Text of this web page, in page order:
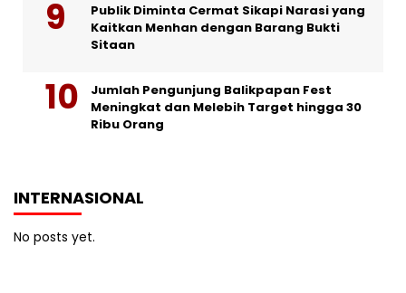
Publik Diminta Cermat Sikapi Narasi yang
Kaitkan Menhan dengan Barang Bukti
Sitaan
Jumlah Pengunjung Balikpapan Fest
Meningkat dan Melebih Target hingga 30
Ribu Orang
INTERNASIONAL
No posts yet.